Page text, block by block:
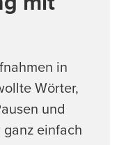
in
Wörter,
und
ganz einfach